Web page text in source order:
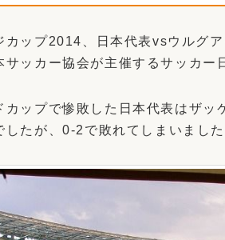
カップ2014、日本代表vsウルグ
サッカー協会が主催するサッカー
カップで惨敗した日本代表はザッ
たが、0-2で敗れてしまいました